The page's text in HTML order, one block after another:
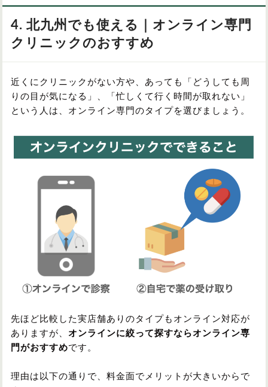
4. 北九州でも使える｜オンライン専門
クリニックのおすすめ
近くにクリニックがない方や、あっても「どうしても周
りの目が気になる」、「忙しくて行く時間が取れない」
という人は、オンライン専門のタイプを選びましょう。
先ほど比較した実店舗ありのタイプもオンライン対応が
ありますが、 オンラインに絞って探すならオンライン専
門がおすすめです。
理由は以下の通りで、料金面でメリットが大きいからで